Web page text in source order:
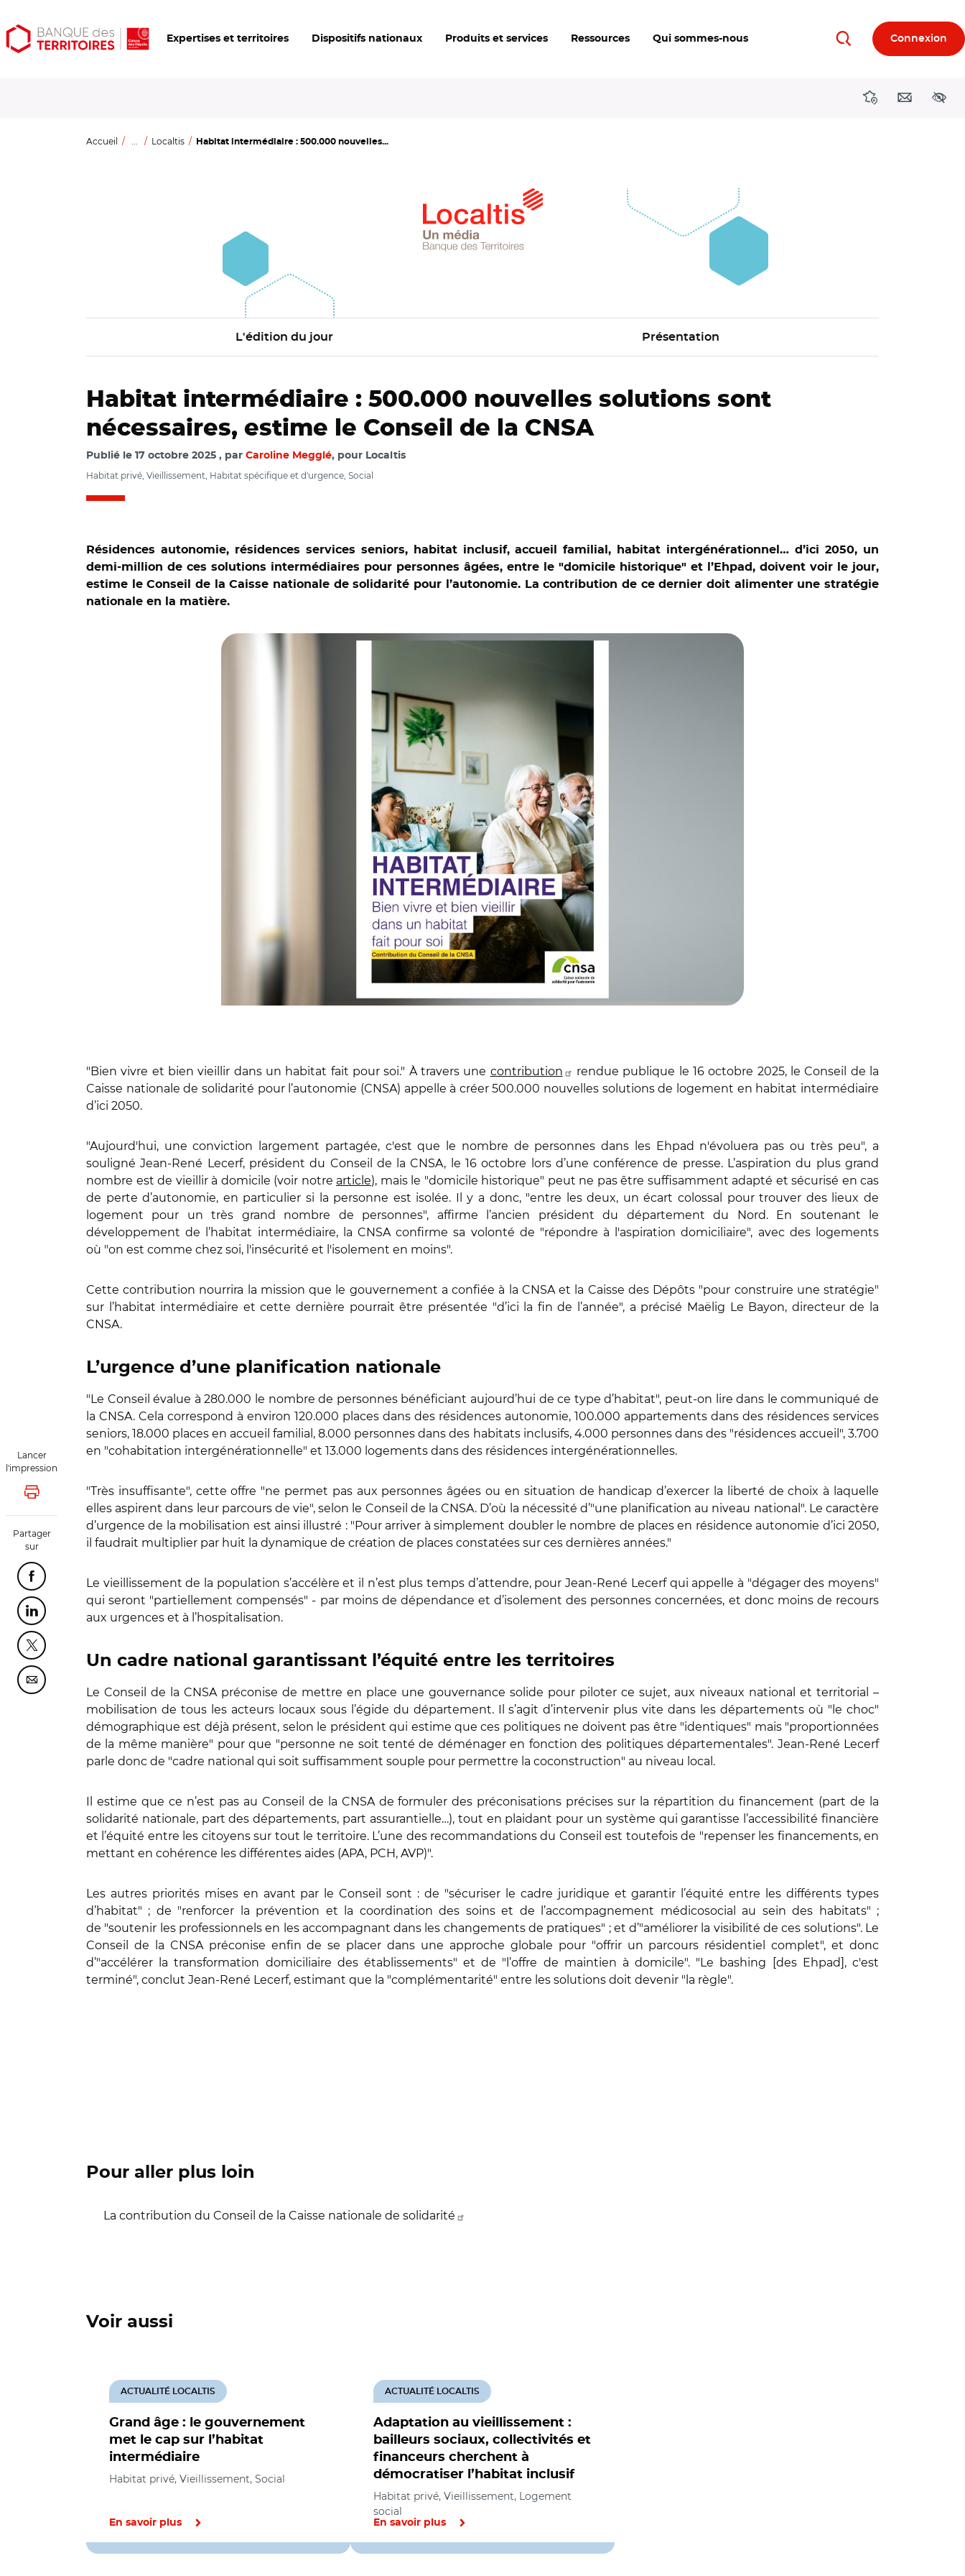
Aller
au
Aller
au
Ouvrir
les
Expertises et territoires Dispositifs nationaux Produits et services Ressources Qui sommes-nous RechercherConnexion
DirectionsContact
Accueil ... Localtis Habitat intermédiaire : 500.000 nouvelles...
L'édition du jour Présentation
Lancer
l'impression
Lancer l'impression
Partager
sur
Partager cette page sur Facebook
Partager cette page sur Linkedin
Partager cette page sur Twitter
Partager cette page sur Courriel
Habitat intermédiaire : 500.000 nouvelles solutions sont
nécessaires, estime le Conseil de la CNSA
Publié le 17 octobre 2025 par Caroline Megglé, pour Localtis
Habitat privé, Vieillissement, Habitat spécifique et d'urgence, Social
Résidences autonomie, résidences services seniors, habitat inclusif, accueil familial, habitat intergénérationnel… d’ici 2050, un
demi-million de ces solutions intermédiaires pour personnes âgées, entre le "domicile historique" et l’Ehpad, doivent voir le jour,
estime le Conseil de la Caisse nationale de solidarité pour l’autonomie. La contribution de ce dernier doit alimenter une stratégie
nationale en la matière.
"Bien vivre et bien vieillir dans un habitat fait pour soi." À travers une contribution
rendue publique le 16 octobre 2025, le Conseil de la
Caisse nationale de solidarité pour l’autonomie (CNSA) appelle à créer 500.000 nouvelles solutions de logement en habitat intermédiaire
d’ici 2050.
"Aujourd'hui, une conviction largement partagée, c'est que le nombre de personnes dans les Ehpad n'évoluera pas ou très peu", a
souligné Jean-René Lecerf, président du Conseil de la CNSA, le 16 octobre lors d’une conférence de presse. L’aspiration du plus grand
nombre est de vieillir à domicile (voir notre article), mais le "domicile historique" peut ne pas être suffisamment adapté et sécurisé en cas
de perte d’autonomie, en particulier si la personne est isolée. Il y a donc, "entre les deux, un écart colossal pour trouver des lieux de
logement pour un très grand nombre de personnes", affirme l’ancien président du département du Nord. En soutenant le
développement de l’habitat intermédiaire, la CNSA confirme sa volonté de "répondre à l'aspiration domiciliaire", avec des logements
où "on est comme chez soi, l'insécurité et l'isolement en moins".
Cette contribution nourrira la mission que le gouvernement a confiée à la CNSA et la Caisse des Dépôts "pour construire une stratégie"
sur l’habitat intermédiaire et cette dernière pourrait être présentée "d’ici la fin de l’année", a précisé Maëlig Le Bayon, directeur de la
CNSA.
L’urgence d’une planification nationale
"Le Conseil évalue à 280.000 le nombre de personnes bénéficiant aujourd’hui de ce type d’habitat", peut-on lire dans le communiqué de
la CNSA. Cela correspond à environ 120.000 places dans des résidences autonomie, 100.000 appartements dans des résidences services
seniors, 18.000 places en accueil familial, 8.000 personnes dans des habitats inclusifs, 4.000 personnes dans des "résidences accueil", 3.700
en "cohabitation intergénérationnelle" et 13.000 logements dans des résidences intergénérationnelles.
"Très insuffisante", cette offre "ne permet pas aux personnes âgées ou en situation de handicap d’exercer la liberté de choix à laquelle
elles aspirent dans leur parcours de vie", selon le Conseil de la CNSA. D’où la nécessité d’"une planification au niveau national". Le caractère
d’urgence de la mobilisation est ainsi illustré : "Pour arriver à simplement doubler le nombre de places en résidence autonomie d’ici 2050,
il faudrait multiplier par huit la dynamique de création de places constatées sur ces dernières années."
Le vieillissement de la population s’accélère et il n’est plus temps d’attendre, pour Jean-René Lecerf qui appelle à "dégager des moyens"
qui seront "partiellement compensés" - par moins de dépendance et d’isolement des personnes concernées, et donc moins de recours
aux urgences et à l’hospitalisation.
Un cadre national garantissant l’équité entre les territoires
Le Conseil de la CNSA préconise de mettre en place une gouvernance solide pour piloter ce sujet, aux niveaux national et territorial –
mobilisation de tous les acteurs locaux sous l’égide du département. Il s’agit d’intervenir plus vite dans les départements où "le choc"
démographique est déjà présent, selon le président qui estime que ces politiques ne doivent pas être "identiques" mais "proportionnées
de la même manière" pour que "personne ne soit tenté de déménager en fonction des politiques départementales". Jean-René Lecerf
parle donc de "cadre national qui soit suffisamment souple pour permettre la coconstruction" au niveau local.
Il estime que ce n’est pas au Conseil de la CNSA de formuler des préconisations précises sur la répartition du financement (part de la
solidarité nationale, part des départements, part assurantielle…), tout en plaidant pour un système qui garantisse l’accessibilité financière
et l’équité entre les citoyens sur tout le territoire. L’une des recommandations du Conseil est toutefois de "repenser les financements, en
mettant en cohérence les différentes aides (APA, PCH, AVP)".
Les autres priorités mises en avant par le Conseil sont : de "sécuriser le cadre juridique et garantir l’équité entre les différents types
d’habitat" ; de "renforcer la prévention et la coordination des soins et de l’accompagnement médicosocial au sein des habitats" ;
de "soutenir les professionnels en les accompagnant dans les changements de pratiques" ; et d’"améliorer la visibilité de ces solutions". Le
Conseil de la CNSA préconise enfin de se placer dans une approche globale pour "offrir un parcours résidentiel complet", et donc
d’"accélérer la transformation domiciliaire des établissements" et de "l’offre de maintien à domicile". "Le bashing [des Ehpad], c'est
terminé", conclut Jean-René Lecerf, estimant que la "complémentarité" entre les solutions doit devenir "la règle".
Pour aller plus loin
La contribution du Conseil de la Caisse nationale de solidarité
Voir aussi
Grand âge : le gouvernement
met le cap sur l’habitat
intermédiaire
ACTUALITÉ LOCALTIS
Habitat privé, Vieillissement, Social
En savoir plus
Adaptation au vieillissement :
bailleurs sociaux, collectivités et
financeurs cherchent à
démocratiser l’habitat inclusif
ACTUALITÉ LOCALTIS
Habitat privé, Vieillissement, Logement
social
En savoir plus